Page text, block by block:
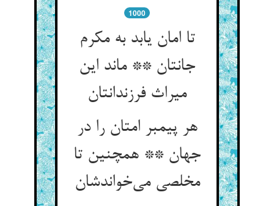
1000
تا امان یابد به مکرم
جانتان ** ماند این
هر پیمبر امتان را در
جهان ** همچنین تا
مخلصی می‌‌خواندشان‌‌